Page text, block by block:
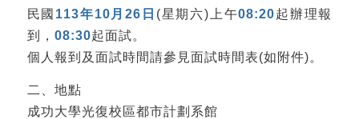
民國 113年10月26日 (星期六)上午08:20起辦理報
到， 08:30起面試。
個人報到及面試時間請參見面試時間表(如附件)。
二、地點
成功大學光復校區都市計劃系館